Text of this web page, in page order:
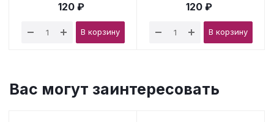
120 ₽
В корзину
120 ₽
В корзину
Вас могут заинтересовать